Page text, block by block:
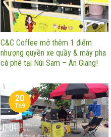
C&C Coffee mở thêm 1 điểm
nhượng quyền xe quầy & máy pha
cà phê tại Núi Sam – An Giang!
20
Th9